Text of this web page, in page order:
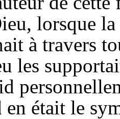
lorsque
à travers
les
était le